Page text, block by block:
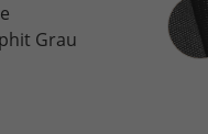
Grau